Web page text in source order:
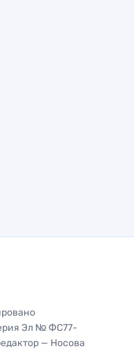
Эл № ФС77-
— Носова